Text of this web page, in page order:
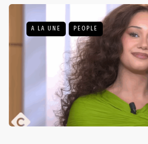
A LA UNE PEOPLE